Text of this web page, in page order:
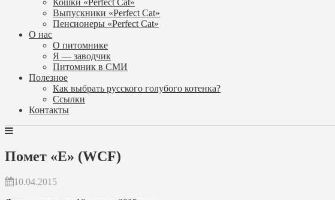
Кошки «Perfect Cat»
Выпускники «Perfect Cat»
Пенсионеры «Perfect Cat»
О нас
О питомнике
Я — заводчик
Питомник в СМИ
Полезное
Как выбрать русского голубого котенка?
Ссылки
Контакты
Помет «E» (WCF)
10.04.2015